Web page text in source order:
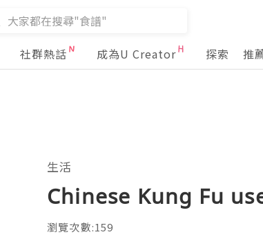
社群熱話 成為U Creator 探索 推
生活
Chinese Kung Fu
瀏覽次數:159